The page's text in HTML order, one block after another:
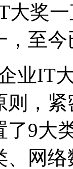
大奖
，至
业IT
，
了9大
、网